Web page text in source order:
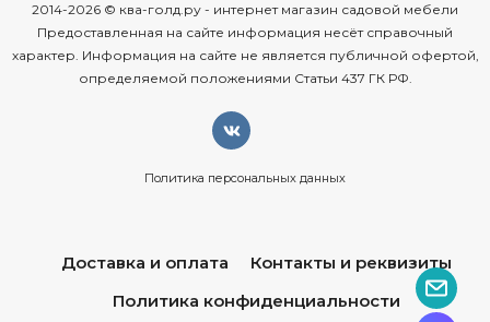
2014-2026 © ква-голд.ру - интернет магазин садовой мебели
Предоставленная на сайте информация несёт справочный
характер. Информация на сайте не является публичной офертой,
определяемой положениями Статьи 437 ГК РФ.
Политика персональных данных
Доставка и оплата
Контакты и реквизиты
Политика конфиденциальности